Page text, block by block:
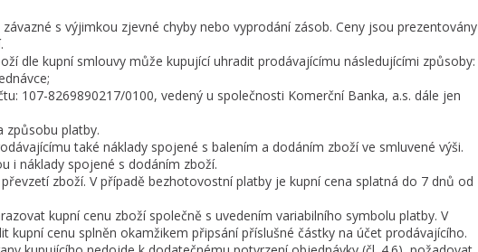
s výjimkou zjevné chyby nebo vyprodání zásob. Ceny jsou prezentovány
dle kupní smlouvy může kupující uhradit prodávajícímu následujícími způsoby:
107-8269890217/0100, vedený u společnosti Komerční Banka, a.s. dále jen
způsobu platby.
také náklady spojené s balením a dodáním zboží ve smluvené výši.
i náklady spojené s dodáním zboží.
zboží. V případě bezhotovostní platby je kupní cena splatná do 7 dnů od
kupní cenu zboží společně s uvedením variabilního symbolu platby. V
cenu splněn okamžikem připsání příslušné částky na účet prodávajícího.